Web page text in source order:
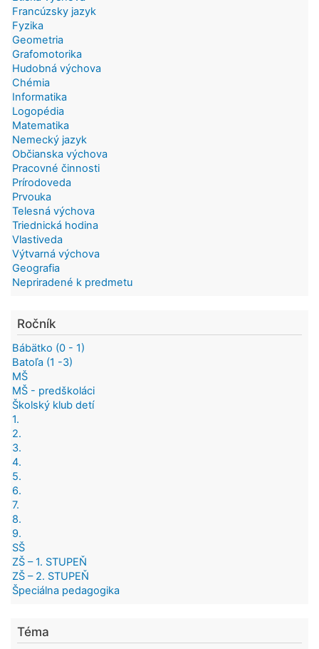
Francúzsky jazyk
Fyzika
Geometria
Grafomotorika
Hudobná výchova
Chémia
Informatika
Logopédia
Matematika
Nemecký jazyk
Občianska výchova
Pracovné činnosti
Prírodoveda
Prvouka
Telesná výchova
Triednická hodina
Vlastiveda
Výtvarná výchova
Geografia
Nepriradené k predmetu
Ročník
Bábätko (0 - 1)
Batoľa (1 -3)
MŠ
MŠ - predškoláci
Školský klub detí
1.
2.
3.
4.
5.
6.
7.
8.
9.
SŠ
ZŠ – 1. STUPEŇ
ZŠ – 2. STUPEŇ
Špeciálna pedagogika
Téma